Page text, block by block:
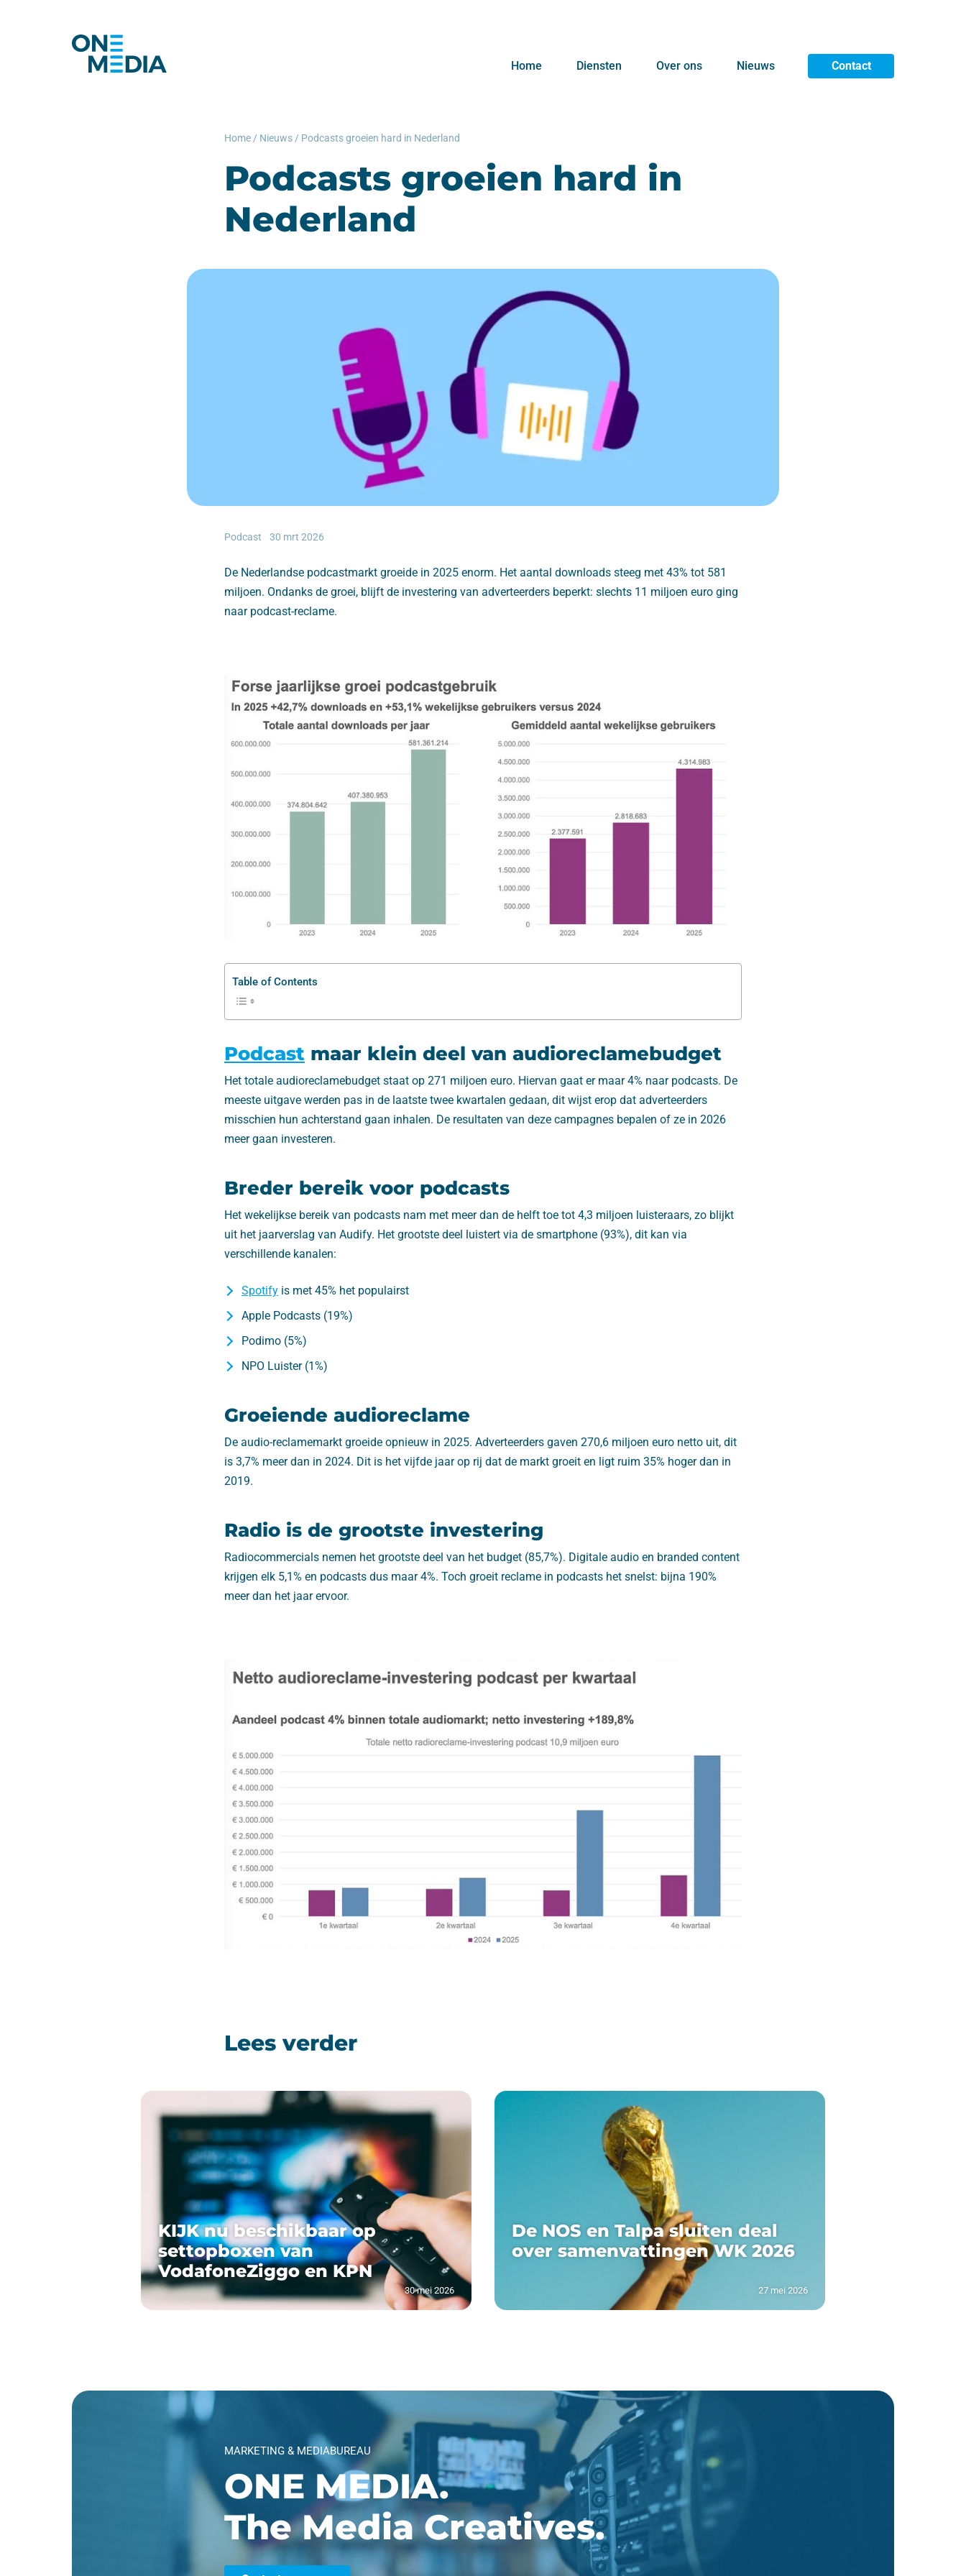
Home Diensten Over ons Nieuws Contact
Home / Nieuws / Podcasts groeien hard in Nederland
Podcasts groeien hard in
Nederland
Podcast 30 mrt 2026
De Nederlandse podcastmarkt groeide in 2025 enorm. Het aantal downloads steeg met 43% tot 581
miljoen. Ondanks de groei, blijft de investering van adverteerders beperkt: slechts 11 miljoen euro ging
naar podcast-reclame.
Table of Contents
Podcast maar klein deel van audioreclamebudget
Het totale audioreclamebudget staat op 271 miljoen euro. Hiervan gaat er maar 4% naar podcasts. De
meeste uitgave werden pas in de laatste twee kwartalen gedaan, dit wijst erop dat adverteerders
misschien hun achterstand gaan inhalen. De resultaten van deze campagnes bepalen of ze in 2026
meer gaan investeren.
Breder bereik voor podcasts
Het wekelijkse bereik van podcasts nam met meer dan de helft toe tot 4,3 miljoen luisteraars, zo blijkt
uit het jaarverslag van Audify. Het grootste deel luistert via de smartphone (93%), dit kan via
verschillende kanalen:
Spotify is met 45% het populairst
Apple Podcasts (19%)
Podimo (5%)
NPO Luister (1%)
Groeiende audioreclame
De audio-reclamemarkt groeide opnieuw in 2025. Adverteerders gaven 270,6 miljoen euro netto uit, dit
is 3,7% meer dan in 2024. Dit is het vijfde jaar op rij dat de markt groeit en ligt ruim 35% hoger dan in
2019.
Radio is de grootste investering
Radiocommercials nemen het grootste deel van het budget (85,7%). Digitale audio en branded content
krijgen elk 5,1% en podcasts dus maar 4%. Toch groeit reclame in podcasts het snelst: bijna 190%
meer dan het jaar ervoor.
Lees verder
KIJK nu beschikbaar op
settopboxen van
VodafoneZiggo en KPN
30 mei 2026
De NOS en Talpa sluiten deal
over samenvattingen WK 2026
27 mei 2026
MARKETING & MEDIABUREAU
ONE MEDIA.
The Media Creatives.